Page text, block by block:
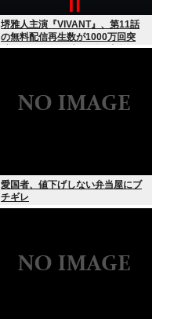
堺雅人主演『VIVANT』、第11話
の無料配信再生数が1000万回突
破！ TVerお気に入り登録者数は
愛国者、値下げしない弁当屋にブ
チギレ